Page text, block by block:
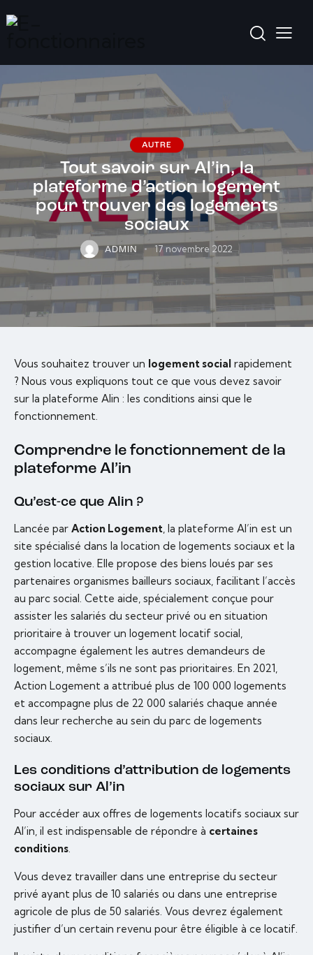
AUTRE
Tout savoir sur Al’in, la
plateforme d’action logement
pour trouver des logements
sociaux
ADMIN 17 novembre 2022
Vous souhaitez trouver un logement social rapidement
? Nous vous expliquons tout ce que vous devez savoir
sur la plateforme Alin : les conditions ainsi que le
fonctionnement.
Comprendre le fonctionnement de la
plateforme Al’in
Qu’est-ce que Alin ?
Lancée par Action Logement, la plateforme Al’in est un
site spécialisé dans la location de logements sociaux et la
gestion locative. Elle propose des biens loués par ses
partenaires organismes bailleurs sociaux, facilitant l’accès
au parc social. Cette aide, spécialement conçue pour
assister les salariés du secteur privé ou en situation
prioritaire à trouver un logement locatif social,
accompagne également les autres demandeurs de
logement, même s’ils ne sont pas prioritaires. En 2021,
Action Logement a attribué plus de 100 000 logements
et accompagne plus de 22 000 salariés chaque année
dans leur recherche au sein du parc de logements
sociaux.
Les conditions d’attribution de logements
sociaux sur Al’in
Pour accéder aux offres de logements locatifs sociaux sur
Al’in, il est indispensable de répondre à certaines
conditions.
Vous devez travailler dans une entreprise du secteur
privé ayant plus de 10 salariés ou dans une entreprise
agricole de plus de 50 salariés. Vous devrez également
justifier d’un certain revenu pour être éligible à ce locatif.